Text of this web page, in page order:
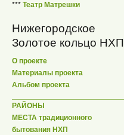
*** Театр Матрешки
Нижегородское
Золотое кольцо НХП
О проекте
Материалы проекта
Альбом проекта
РАЙОНЫ
МЕСТА традиционного
бытования НХП